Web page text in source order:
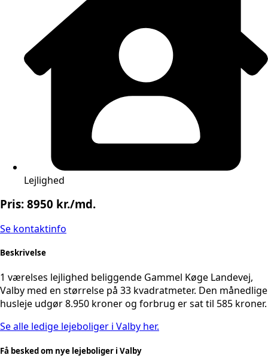
Lejlighed
Pris: 8950 kr./md.
Se kontaktinfo
Beskrivelse
1 værelses lejlighed beliggende Gammel Køge Landevej,
Valby med en størrelse på 33 kvadratmeter. Den månedlige
husleje udgør 8.950 kroner og forbrug er sat til 585 kroner.
Se alle ledige lejeboliger i Valby her.
Få besked om nye lejeboliger i Valby